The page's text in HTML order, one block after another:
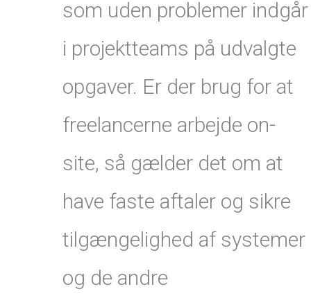
som uden problemer indgår
i projektteams på udvalgte
opgaver. Er der brug for at
freelancerne arbejde on-
site, så gælder det om at
have faste aftaler og sikre
tilgængelighed af systemer
og de andre